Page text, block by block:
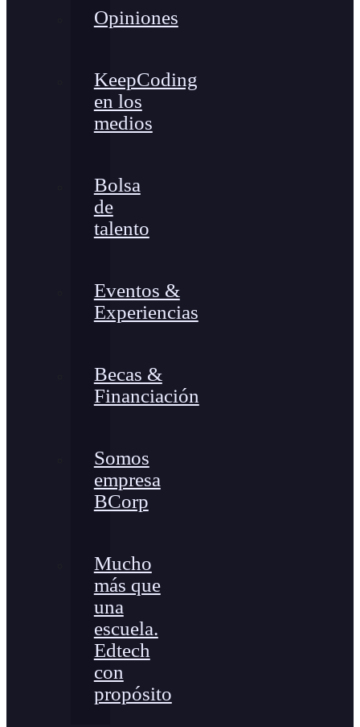
Opiniones
KeepCoding
en los
medios
Bolsa
de
talento
Eventos &
Experiencias
Becas &
Financiación
Somos
empresa
BCorp
Mucho
más que
una
escuela.
Edtech
con
propósito